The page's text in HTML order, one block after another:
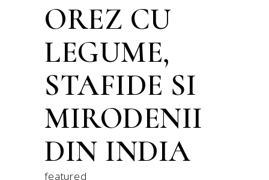
OREZ CU
LEGUME,
STAFIDE SI
MIRODENII
DIN INDIA
featured